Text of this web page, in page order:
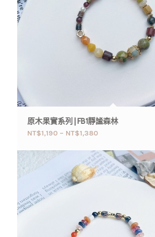
原木果實系列 | FB1靜謐森林
NT$1,190– NT$1,380